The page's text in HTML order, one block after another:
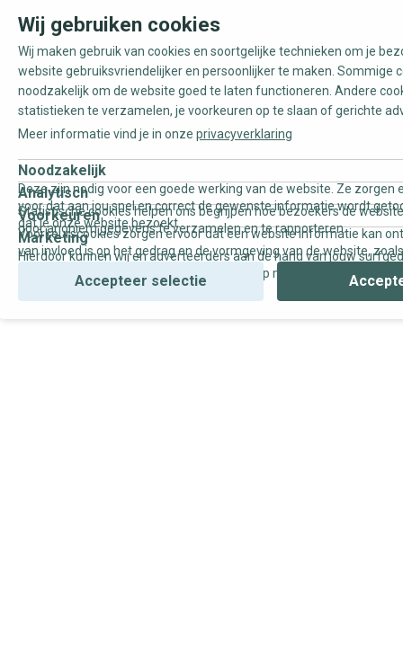
Wij gebruiken cookies
Wij maken gebruik van cookies en soortgelijke technieken om je
website gebruiksvriendelijker en persoonlijker te maken. Sommige
noodzakelijk om de website goed te laten functioneren. Andere
statistieken te verzamelen, je voorkeuren op te slaan of gerichte
Meer informatie vind je in onze privacyverklaring
Noodzakelijk
Deze zijn nodig voor een goede werking van de website. Ze zorgen
voor dat aan jou snel en correct de gewenste informatie wordt
dat je onze website bezoekt.
Analytisch
Statistische cookies helpen ons begrijpen hoe bezoekers de
door anoniem gegevens te verzamelen en te rapporteren.
Voorkeuren
Voorkeurscookies zorgen ervoor dat een website informatie kan
van invloed is op het gedrag en de vormgeving van de website,
Marketing
Hierdoor kunnen wij en adverteerders aan de hand van jouw
gepersonaliseerde online advertenties en op maat gemaakte
Accepteer selectie